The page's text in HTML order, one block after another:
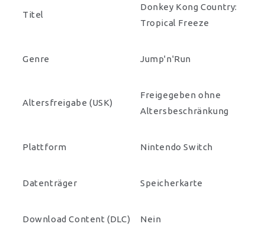
Titel
Donkey Kong Country:
Tropical Freeze
Genre Jump'n'Run
Altersfreigabe (USK)
Freigegeben ohne
Altersbeschränkung
Plattform Nintendo Switch
Datenträger Speicherkarte
Download Content (DLC) Nein